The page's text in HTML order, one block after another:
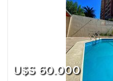
U$S 60.000